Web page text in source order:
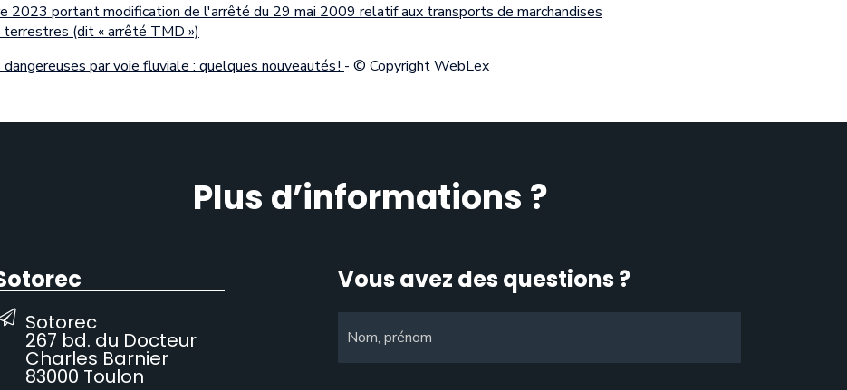
2023 portant modification de l'arrêté du 29 mai 2009 relatif aux transports de marchandises
terrestres (dit « arrêté TMD »)
par voie fluviale : quelques nouveautés ! - © Copyright WebLex
Plus d’informations ?
Sotorec
267 bd. du Docteur
Charles Barnier
83000 Toulon
Vous avez des questions ?
Nom, prénom